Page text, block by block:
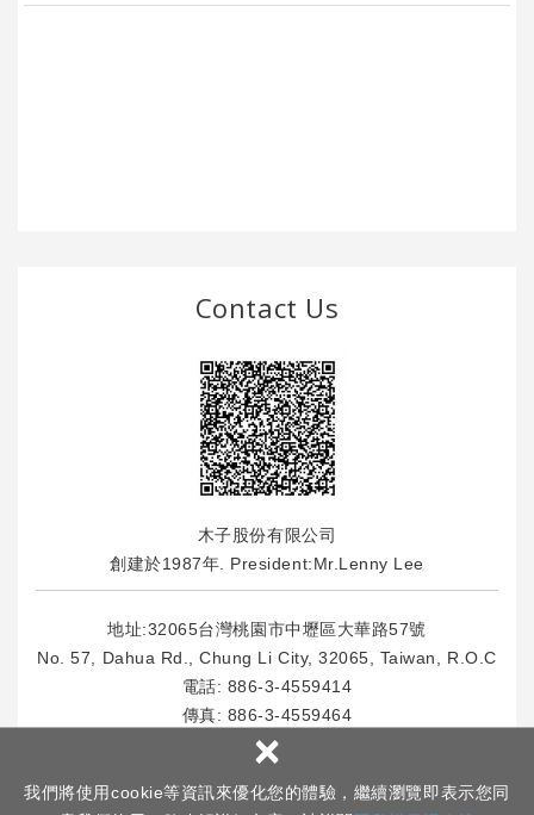
我們將使用cookie等資訊來優化您的體驗，繼續瀏覽即表示您同
×
Contact Us
木子股份有限公司
創建於1987年. President:Mr.Lenny Lee
地址:32065台灣桃園市中壢區大華路57號
No. 57, Dahua Rd., Chung Li City, 32065, Taiwan, R.O.C
電話: 886-3-4559414
傳真: 886-3-4559464
E-Mail : info@msl.com.tw